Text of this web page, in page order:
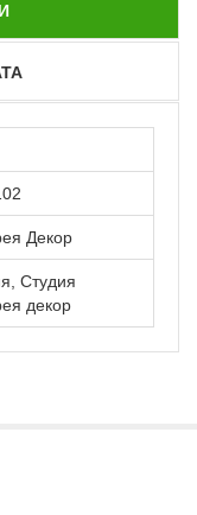
Декор
Студия
декор